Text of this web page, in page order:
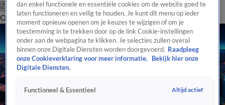
Zoeken
OverzichtRegioUitzendingenWeerTip de redactiePanelVideo's
dan enkel functionele en essentiële cookies om de website goed te
laten functioneren en veilig te houden. Je kunt dit menu op ieder
moment opnieuw openen om je keuzes te wijzigen of om je
toestemming in te trekken door op de link Cookie-instellingen
onder aan de webpagina te klikken. Je selecties zullen overal
binnen onze Digitale Diensten worden doorgevoerd. Raadpleeg
onze Cookieverklaring voor meer informatie.
Bekijk hier onze
Digitale Diensten.
Functioneel & Essentieel Altijd actief